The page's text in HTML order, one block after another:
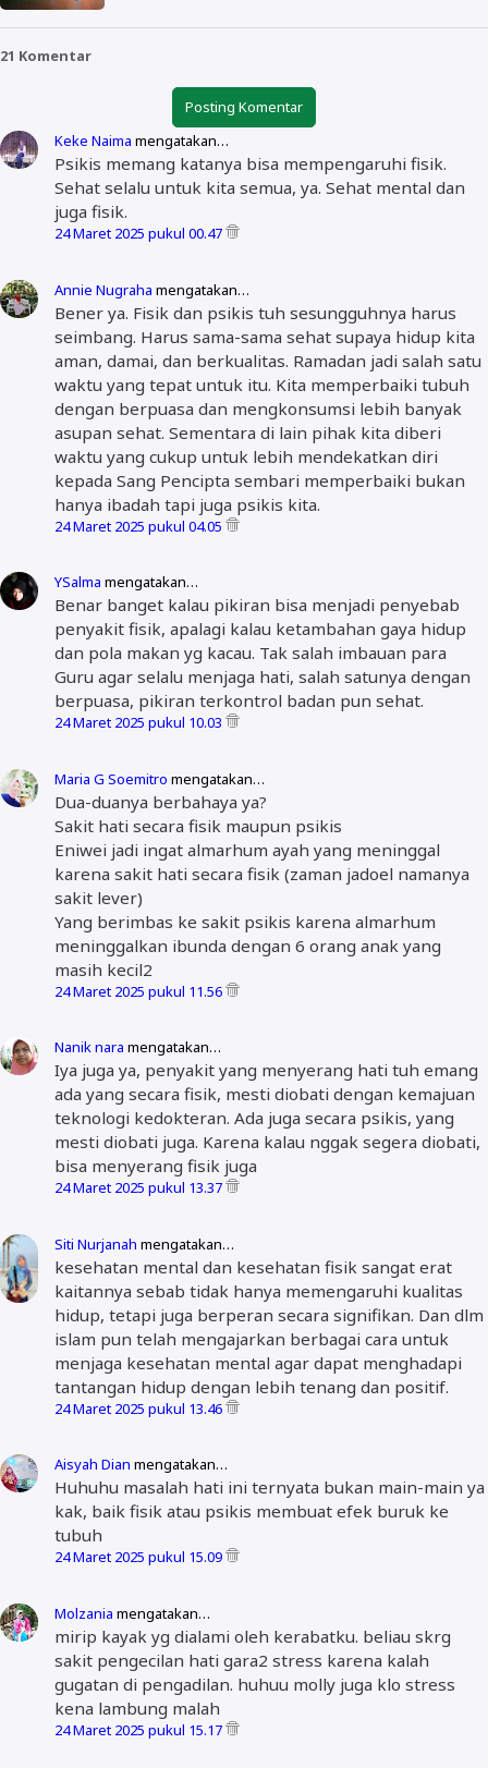
21 Komentar
Posting Komentar
Keke Naima mengatakan…
Psikis memang katanya bisa mempengaruhi fisik.
Sehat selalu untuk kita semua, ya. Sehat mental dan
juga fisik.
24 Maret 2025 pukul 00.47
Annie Nugraha mengatakan…
Bener ya. Fisik dan psikis tuh sesungguhnya harus
seimbang. Harus sama-sama sehat supaya hidup kita
aman, damai, dan berkualitas. Ramadan jadi salah satu
waktu yang tepat untuk itu. Kita memperbaiki tubuh
dengan berpuasa dan mengkonsumsi lebih banyak
asupan sehat. Sementara di lain pihak kita diberi
waktu yang cukup untuk lebih mendekatkan diri
kepada Sang Pencipta sembari memperbaiki bukan
hanya ibadah tapi juga psikis kita.
24 Maret 2025 pukul 04.05
YSalma mengatakan…
Benar banget kalau pikiran bisa menjadi penyebab
penyakit fisik, apalagi kalau ketambahan gaya hidup
dan pola makan yg kacau. Tak salah imbauan para
Guru agar selalu menjaga hati, salah satunya dengan
berpuasa, pikiran terkontrol badan pun sehat.
24 Maret 2025 pukul 10.03
Maria G Soemitro mengatakan…
Dua-duanya berbahaya ya?
Sakit hati secara fisik maupun psikis
Eniwei jadi ingat almarhum ayah yang meninggal
karena sakit hati secara fisik (zaman jadoel namanya
sakit lever)
Yang berimbas ke sakit psikis karena almarhum
meninggalkan ibunda dengan 6 orang anak yang
masih kecil2
24 Maret 2025 pukul 11.56
Nanik nara mengatakan…
Iya juga ya, penyakit yang menyerang hati tuh emang
ada yang secara fisik, mesti diobati dengan kemajuan
teknologi kedokteran. Ada juga secara psikis, yang
mesti diobati juga. Karena kalau nggak segera diobati,
bisa menyerang fisik juga
24 Maret 2025 pukul 13.37
Siti Nurjanah mengatakan…
kesehatan mental dan kesehatan fisik sangat erat
kaitannya sebab tidak hanya memengaruhi kualitas
hidup, tetapi juga berperan secara signifikan. Dan dlm
islam pun telah mengajarkan berbagai cara untuk
menjaga kesehatan mental agar dapat menghadapi
tantangan hidup dengan lebih tenang dan positif.
24 Maret 2025 pukul 13.46
Aisyah Dian mengatakan…
Huhuhu masalah hati ini ternyata bukan main-main ya
kak, baik fisik atau psikis membuat efek buruk ke
tubuh
24 Maret 2025 pukul 15.09
Molzania mengatakan…
mirip kayak yg dialami oleh kerabatku. beliau skrg
sakit pengecilan hati gara2 stress karena kalah
gugatan di pengadilan. huhuu molly juga klo stress
kena lambung malah
24 Maret 2025 pukul 15.17